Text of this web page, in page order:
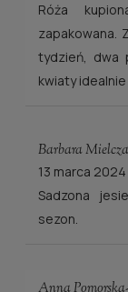
Róża
zapakowana.
tydzień, dwa
kwiaty
Barbara
13 marca 2024
Sadzona
sezon.